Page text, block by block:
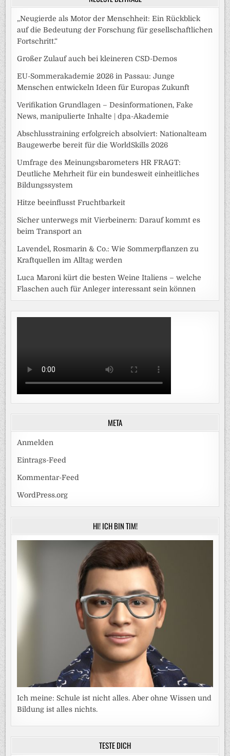
„Neugierde als Motor der Menschheit: Ein Rückblick
auf die Bedeutung der Forschung für gesellschaftlichen
Fortschritt.“
Großer Zulauf auch bei kleineren CSD-Demos
EU-Sommerakademie 2026 in Passau: Junge
Menschen entwickeln Ideen für Europas Zukunft
Verifikation Grundlagen – Desinformationen, Fake
News, manipulierte Inhalte | dpa-Akademie
Abschlusstraining erfolgreich absolviert: Nationalteam
Baugewerbe bereit für die WorldSkills 2026
Umfrage des Meinungsbarometers HR FRAGT:
Deutliche Mehrheit für ein bundesweit einheitliches
Bildungssystem
Hitze beeinflusst Fruchtbarkeit
Sicher unterwegs mit Vierbeinern: Darauf kommt es
beim Transport an
Lavendel, Rosmarin & Co.: Wie Sommerpflanzen zu
Kraftquellen im Alltag werden
Luca Maroni kürt die besten Weine Italiens – welche
Flaschen auch für Anleger interessant sein können
META
Anmelden
Eintrags-Feed
Kommentar-Feed
WordPress.org
HI! ICH BIN TIM!
Ich meine: Schule ist nicht alles. Aber ohne Wissen und
Bildung ist alles nichts.
TESTE DICH